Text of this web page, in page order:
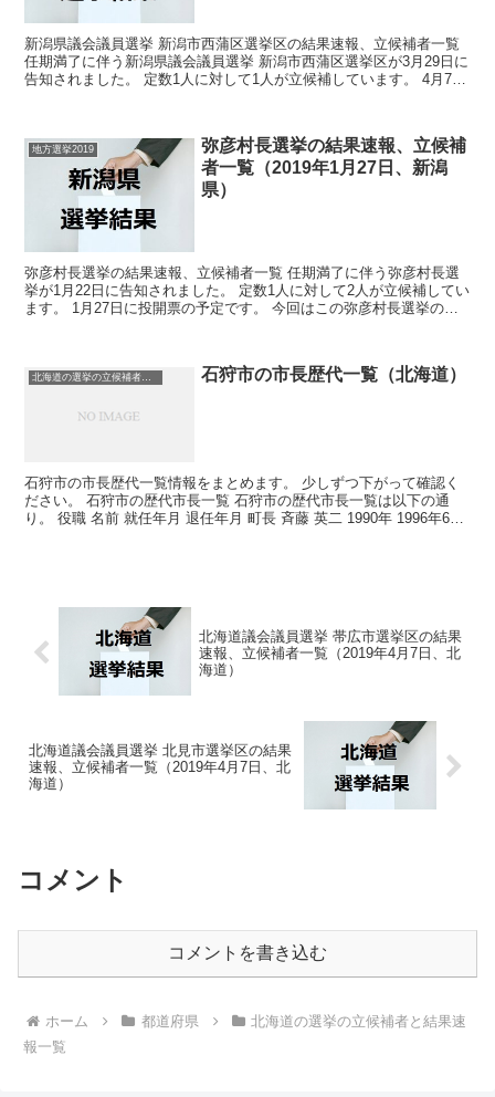
新潟県議会議員選挙 新潟市西蒲区選挙区の結果速報、立候補者一覧
任期満了に伴う新潟県議会議員選挙 新潟市西蒲区選挙区が3月29日に
告知されました。 定数1人に対して1人が立候補しています。 4月7日
地方選挙2019
弥彦村長選挙の結果速報、立候補
者一覧（2019年1月27日、新潟
県）
弥彦村長選挙の結果速報、立候補者一覧 任期満了に伴う弥彦村長選
挙が1月22日に告知されました。 定数1人に対して2人が立候補してい
ます。 1月27日に投開票の予定です。 今回はこの弥彦村長選挙の関
北海道の選挙の立候補者と結果速報一覧 石狩市の市長歴代一覧（北海道）
石狩市の市長歴代一覧情報をまとめます。 少しずつ下がって確認く
ださい。 石狩市の歴代市長一覧 石狩市の歴代市長一覧は以下の通
り。 役職 名前 就任年月 退任年月 町長 斉藤 英二 1990年 1996年6月
北海道議会議員選挙 帯広市選挙区の結果
速報、立候補者一覧（2019年4月7日、北
海道）
北海道議会議員選挙 北見市選挙区の結果
速報、立候補者一覧（2019年4月7日、北
海道）
コメント
コメントを書き込む
ホーム 都道府県
北海道の選挙の立候補者と結果速
報一覧